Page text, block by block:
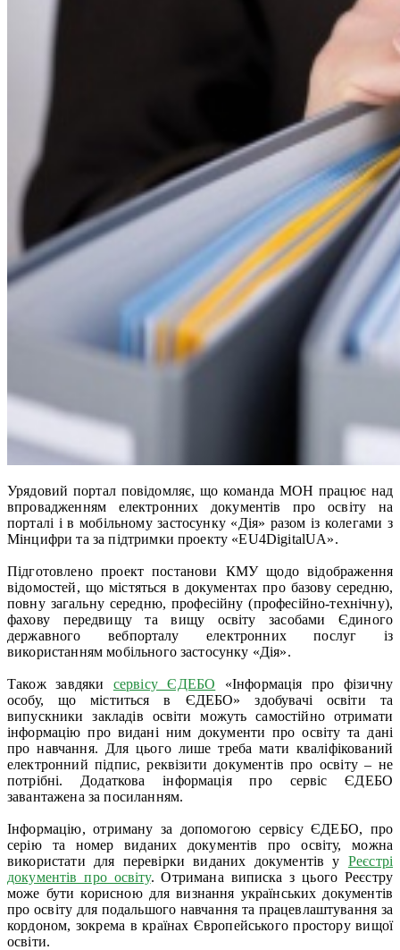
Урядовий портал повідомляє, що команда МОН працює над
впровадженням електронних документів про освіту на
порталі і в мобільному застосунку «Дія» разом із колегами з
Мінцифри та за підтримки проекту «EU4DigitalUA».
Підготовлено проект постанови КМУ щодо відображення
відомостей, що містяться в документах про базову середню,
повну загальну середню, професійну (професійно-технічну),
фахову передвищу та вищу освіту засобами Єдиного
державного вебпорталу електронних послуг із
використанням мобільного застосунку «Дія».
Також завдяки сервісу ЄДЕБО «Інформація про фізичну
особу, що міститься в ЄДЕБО» здобувачі освіти та
випускники закладів освіти можуть самостійно отримати
інформацію про видані ним документи про освіту та дані
про навчання. Для цього лише треба мати кваліфікований
електронний підпис, реквізити документів про освіту – не
потрібні. Додаткова інформація про сервіс ЄДЕБО
завантажена за посиланням.
Інформацію, отриману за допомогою сервісу ЄДЕБО, про
серію та номер виданих документів про освіту, можна
використати для перевірки виданих документів у Реєстрі
документів про освіту. Отримана виписка з цього Реєстру
може бути корисною для визнання українських документів
про освіту для подальшого навчання та працевлаштування за
кордоном, зокрема в країнах Європейського простору вищої
освіти.